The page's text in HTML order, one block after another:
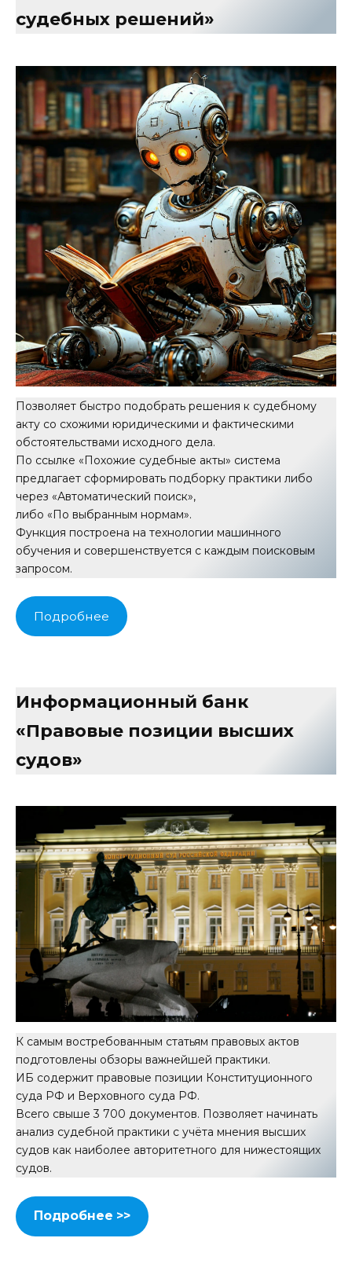
судебных решений»
Позволяет быстро подобрать решения к судебному
акту со схожими юридическими и фактическими
обстоятельствами исходного дела.
По ссылке «Похожие судебные акты» система
предлагает сформировать подборку практики либо
через «Автоматический поиск»,
либо «По выбранным нормам».
Функция построена на технологии машинного
обучения и совершенствуется с каждым поисковым
запросом.
Подробнее
Информационный банк
«Правовые позиции высших
судов»
К самым востребованным статьям правовых актов
подготовлены обзоры важнейшей практики.
ИБ содержит правовые позиции Конституционного
суда РФ и Верховного суда РФ.
Всего свыше 3 700 документов. Позволяет начинать
анализ судебной практики с учёта мнения высших
судов как наиболее авторитетного для нижестоящих
судов.
Подробнее >>